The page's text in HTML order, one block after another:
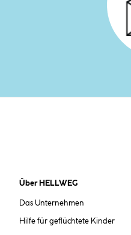
Über HELLWEG
Das Unternehmen
Hilfe für geflüchtete Kinder